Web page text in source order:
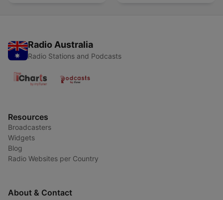
Radio Australia
Radio Stations and Podcasts
Resources
Broadcasters
Widgets
Blog
Radio Websites per Country
About & Contact